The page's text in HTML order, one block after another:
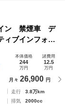
ン 禁煙車 デ
ブインフォデ
ＨＵＤ パワー
・アンドロイ
本体価格
244
万円
諸費用
12.5
万円
月々 26,900 円
走行
3.8万km
排気
2000cc